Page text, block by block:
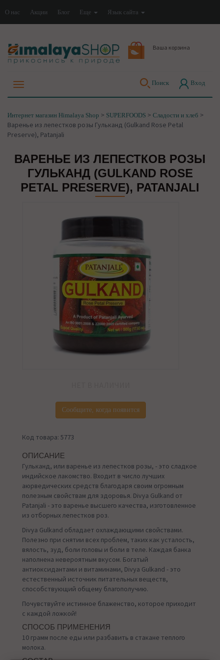
О нас Акции Блог Еще Язык сайта
Ваша корзина
Поиск Вход
Интернет магазин Himalaya Shop > SUPERFOODS > Сладости и хлеб >
Варенье из лепестков розы Гульканд (Gulkand Rose Petal
Preserve), Patanjali
ВАРЕНЬЕ ИЗ ЛЕПЕСТКОВ РОЗЫ
ГУЛЬКАНД (GULKAND ROSE
PETAL PRESERVE), PATANJALI
Сообщите, когда появится
Код товара: 5773
ОПИСАНИЕ
Гульканд, или варенье из лепестков розы, - это сладкое
индийское лакомство. Входит в число лучших
аюрведических средств благодаря своим огромным
полезным свойствам для здоровья. Divya Gulkand от
Patanjali - это варенье высшего качества, изготовленное
из отборных лепестков роз.
Divya Gulkand обладает охлаждающими свойствами.
Полезно при снятии всех проблем, таких как усталость,
вялость, зуд, боли головы и боли в теле. Каждая банка
наполнена невероятным вкусом. Богатый
антиоксидантами и витаминами, Divya Gulkand - это
естественный источник питательных веществ,
способствующий общему благополучию.
Почувствуйте истинное блаженство, которое приходит
с каждой ложкой!
СПОСОБ ПРИМЕНЕНИЯ
10 грамм после еды или разбавить в стакане теплого
молока.